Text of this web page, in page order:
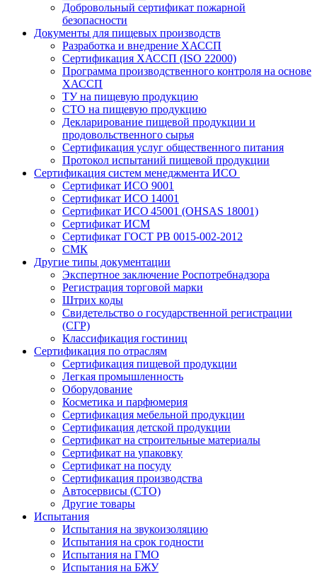
Добровольный сертификат пожарной
безопасности
Документы для пищевых производств
Разработка и внедрение ХАССП
Сертификация ХАССП (ISO 22000)
Программа производственного контроля на основе
ХАССП
ТУ на пищевую продукцию
СТО на пищевую продукцию
Декларирование пищевой продукции и
продовольственного сырья
Сертификация услуг общественного питания
Протокол испытаний пищевой продукции
Сертификация систем менеджмента ИСО
Сертификат ИСО 9001
Сертификат ИСО 14001
Сертификат ИСО 45001 (OHSAS 18001)
Сертификат ИСМ
Сертификат ГОСТ РВ 0015-002-2012
СМК
Другие типы документации
Экспертное заключение Роспотребнадзора
Регистрация торговой марки
Штрих коды
Свидетельство о государственной регистрации
(СГР)
Классификация гостиниц
Сертификация по отраслям
Сертификация пищевой продукции
Легкая промышленность
Оборудование
Косметика и парфюмерия
Сертификация мебельной продукции
Сертификация детской продукции
Сертификат на строительные материалы
Сертификат на упаковку
Сертификат на посуду
Сертификация производства
Автосервисы (СТО)
Другие товары
Испытания
Испытания на звукоизоляцию
Испытания на срок годности
Испытания на ГМО
Испытания на БЖУ